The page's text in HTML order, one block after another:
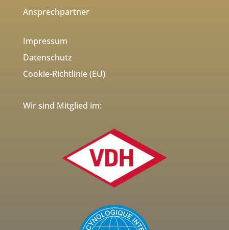
Ansprechpartner
Impressum
Datenschutz
Cookie-Richtlinie (EU)
Wir sind Mitglied im: